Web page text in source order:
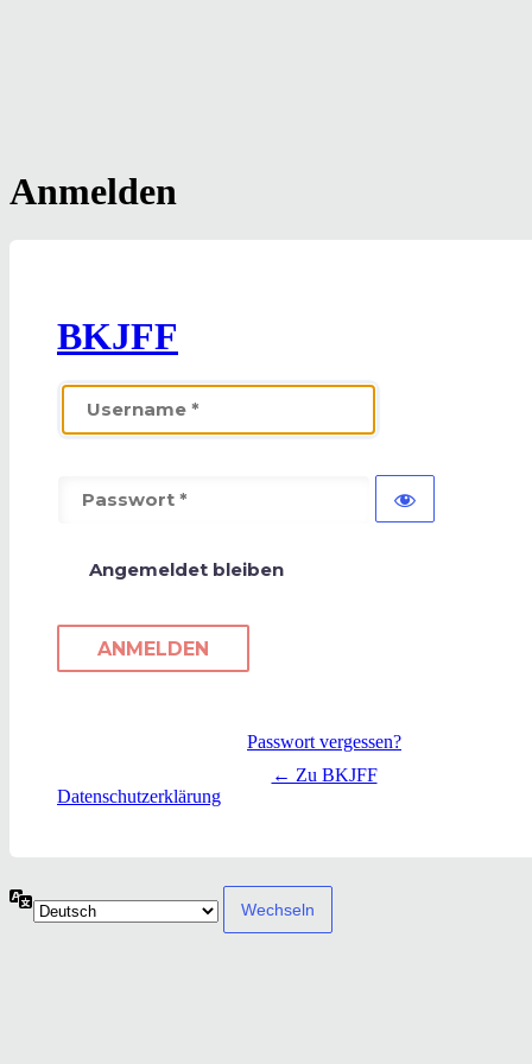
Anmelden
BKJFF
Angemeldet bleiben
Passwort vergessen?
← Zu BKJFF
Datenschutzerklärung